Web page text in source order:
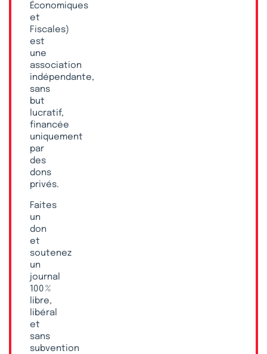
Économiques
et
Fiscales)
est
une
association
indépendante,
sans
but
lucratif,
financée
uniquement
par
des
dons
privés.
Faites
un
don
et
soutenez
un
journal
100 %
libre,
libéral
et
sans
subvention